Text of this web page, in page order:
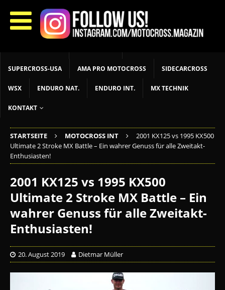
START LIVETIMING MX NEWS MX YOUTH
MX WOMEN MXGP ADAC MX MASTERS MOTOCROSS INT
SUPERCROSS-USA AMA PRO MOTOCROSS SIDECARCROSS
WSX ENDURO NAT. ENDURO INT. MX TECHNIK
KONTAKT
STARTSEITE MOTOCROSS INT
2001 KX125 vs 1995 KX500
Ultimate 2 Stroke MX Battle – Ein wahrer Genuss für alle Zweitakt-
Enthusiasten!
2001 KX125 vs 1995 KX500
Ultimate 2 Stroke MX Battle – Ein
wahrer Genuss für alle Zweitakt-
Enthusiasten!
20. August 2019 Dietmar Müller